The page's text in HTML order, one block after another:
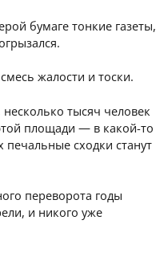
бумаге тонкие газеты,
жалости и тоски.
тысяч человек
площади — в какой-то
сходки станут
переворота годы
и никого уже